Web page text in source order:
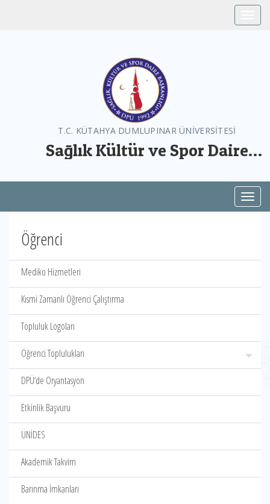
T.C. KÜTAHYA DUMLUPINAR ÜNİVERSİTESİ
Sağlık Kültür ve Spor Daire
Öğrenci
Mediko Hizmetleri
Kısmi Zamanlı Öğrenci Çalıştırma
Topluluk Logoları
Öğrenci Toplulukları
DPÜ‘de Oryantasyon
Etkinlik Başvuru
ÜNİDES
Akademik Takvim
Barınma İmkanları